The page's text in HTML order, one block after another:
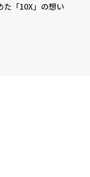
た「10X」の想い